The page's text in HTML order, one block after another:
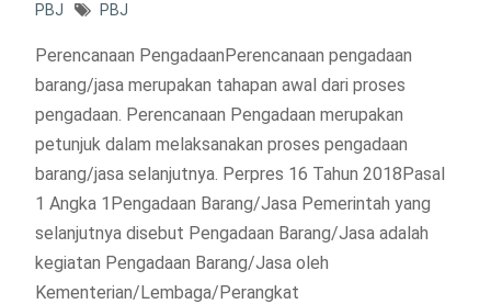
PBJ
PBJ
Perencanaan PengadaanPerencanaan pengadaan
barang/jasa merupakan tahapan awal dari proses
pengadaan. Perencanaan Pengadaan merupakan
petunjuk dalam melaksanakan proses pengadaan
barang/jasa selanjutnya. Perpres 16 Tahun 2018Pasal
1 Angka 1Pengadaan Barang/Jasa Pemerintah yang
selanjutnya disebut Pengadaan Barang/Jasa adalah
kegiatan Pengadaan Barang/Jasa oleh
Kementerian/Lembaga/Perangkat